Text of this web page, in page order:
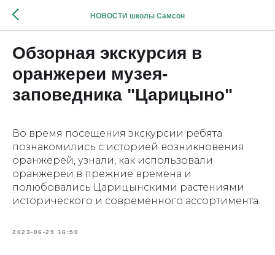
НОВОСТИ школы Самсон
Обзорная экскурсия в
оранжереи музея-
заповедника "Царицыно"
Во время посещения экскурсии ребята
познакомились с историей возникновения
оранжерей, узнали, как использовали
оранжереи в прежние времена и
полюбовались Царицынскими растениями
исторического и современного ассортимента.
2023-06-29 16:50